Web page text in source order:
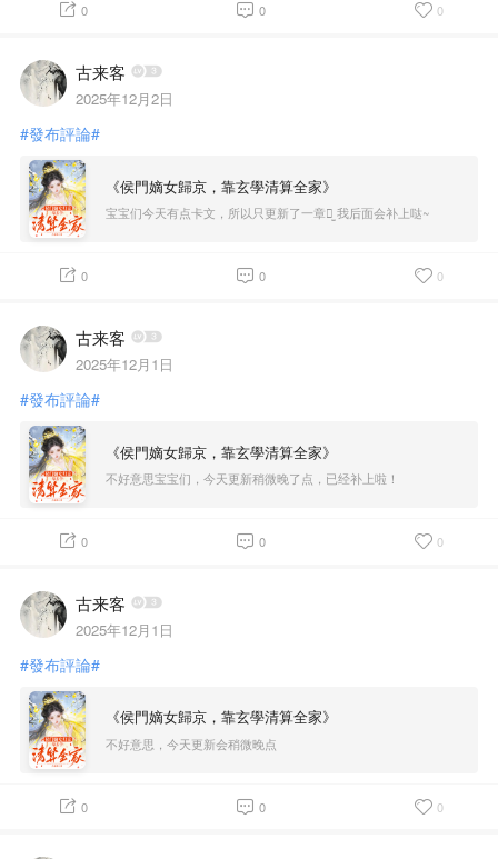
0 0 0
古来客
2025年12月2日
#發布評論#
《侯門嫡女歸京，靠玄學清算全家》
宝宝们今天有点卡文，所以只更新了一章ꪔ̤̱ 我后面会补上哒~
0 0 0
古来客
2025年12月1日
#發布評論#
《侯門嫡女歸京，靠玄學清算全家》
不好意思宝宝们，今天更新稍微晚了点，已经补上啦！
0 0 0
古来客
2025年12月1日
#發布評論#
《侯門嫡女歸京，靠玄學清算全家》
不好意思，今天更新会稍微晚点
0 0 0